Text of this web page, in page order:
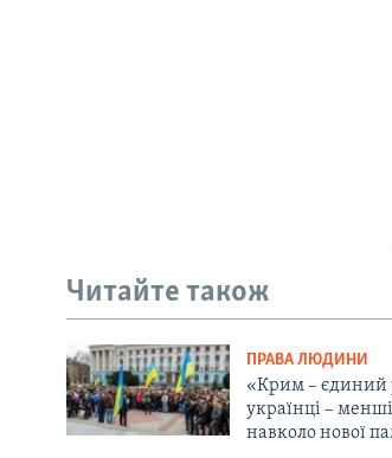
Читайте також
ПРАВА ЛЮДИНИ
«Крим – єдиний
українці –
навколо нової